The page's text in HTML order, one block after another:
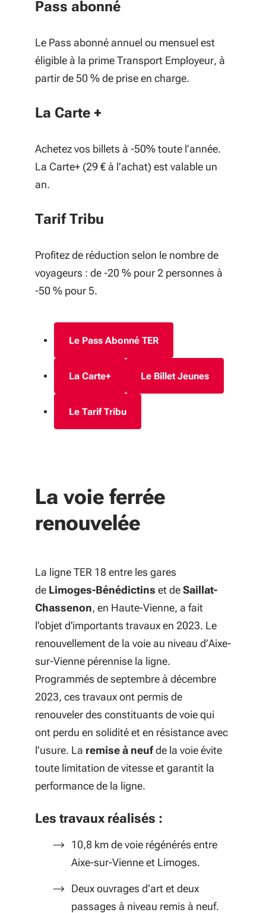
Pass abonné
Le Pass abonné annuel ou mensuel est
éligible à la prime Transport Employeur, à
partir de 50 % de prise en charge.
La Carte +
Achetez vos billets à -50% toute l’année.
La Carte+ (29 € à l’achat) est valable un
an.
Tarif Tribu
Profitez de réduction selon le nombre de
voyageurs : de -20 % pour 2 personnes à
-50 % pour 5.
Le Pass Abonné TER
La Carte+ Le Billet Jeunes
Le Tarif Tribu
La voie ferrée
renouvelée
La ligne TER 18 entre les gares
de Limoges-Bénédictins et deSaillat-
Chassenon, en Haute-Vienne, a fait
l'objet d'importants travaux en 2023. Le
renouvellement de la voie au niveau d’Aixe-
sur-Vienne pérennise la ligne.
Programmés de septembre à décembre
2023, ces travaux ont permis de
renouveler des constituants de voie qui
ont perdu en solidité et en résistance avec
l’usure. La remise à neufde la voie évite
toute limitation de vitesse et garantit la
performance de la ligne.
Les travaux réalisés :
10,8 km de voie régénérés entre
Aixe-sur-Vienne et Limoges.
Deux ouvrages d’art et deux
passages à niveau remis à neuf.